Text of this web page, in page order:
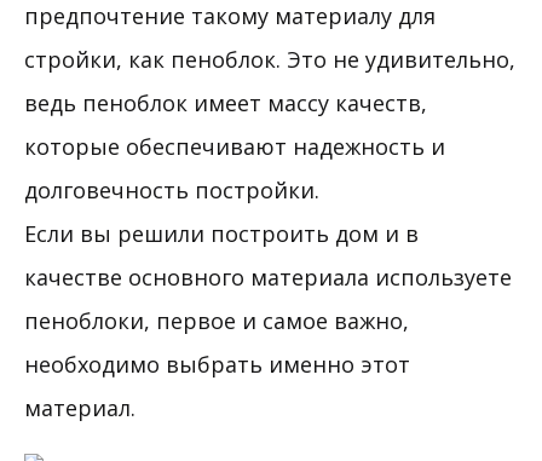
предпочтение такому материалу для
стройки, как пеноблок. Это не удивительно,
ведь пеноблок имеет массу качеств,
которые обеспечивают надежность и
долговечность постройки.
Если вы решили построить дом и в
качестве основного материала используете
пеноблоки, первое и самое важно,
необходимо выбрать именно этот
материал.